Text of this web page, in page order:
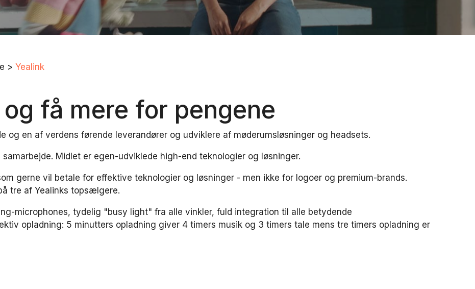
> Yealink
få mere for pengene
og en af verdens førende leverandører og udviklere af møderumsløsninger og headsets.
Midlet er egen-udviklede high-end teknologier og løsninger.
gerne vil betale for effektive teknologier og løsninger - men ikke for logoer og premium-brands.
tre af Yealinks topsælgere.
microphones, tydelig "busy light" fra alle vinkler, fuld integration til alle betydende
opladning: 5 minutters opladning giver 4 timers musik og 3 timers tale mens tre timers opladning er